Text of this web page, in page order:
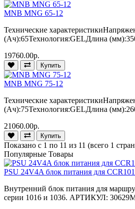
MNB MNG 65-12
Технические
(Ач):65Технология:GELДлина
19760.00р.
Купить
MNB MNG 75-12
Технические
(Ач):75Технология:GELДлина
21060.00р.
Купить
Показано с 1 по 11 из 11 (всего 1
Популярные Товары
PSU 24V4A блок питания для
Внутренний блок питания для
серии 1016 и 1036. АРТИКУЛ: